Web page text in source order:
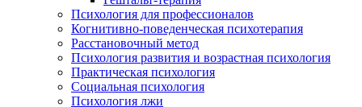
Психология для профессионалов
Когнитивно-поведенческая психотерапия
Расстановочный метод
Психология развития и возрастная психология
Практическая психология
Социальная психология
Психология лжи